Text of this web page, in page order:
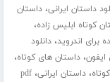
داستان ایرانی،داستان
کوتاه ابلیس زاده،
برای اندروید،دانلود
ایفون،داستان های کوتاه،
،داستان ایرانی،pdf